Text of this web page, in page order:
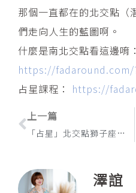
那個一直都在的北交點（
們走向人生的藍圖啊。
什麼是南北交點看這邊唷：
https://fadaround.com/
占星課程：
https://
上一頁
上一篇
「占星」北交點獅子座或第五宮 / 南交點水瓶座或第十一宮
澤誼